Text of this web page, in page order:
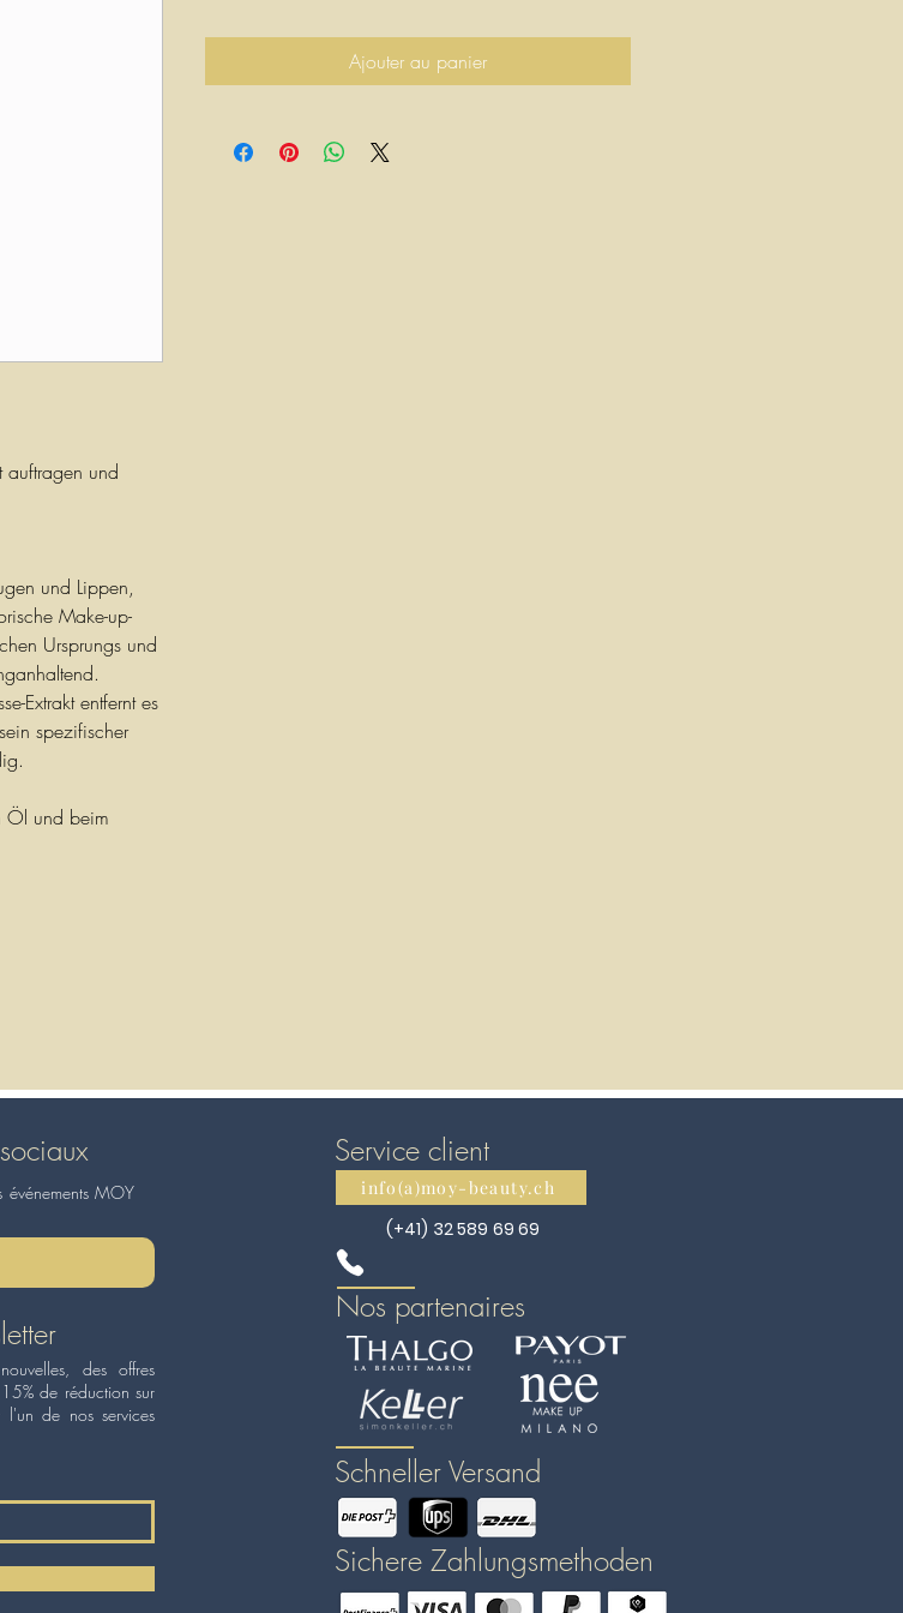
auftragen und
und Lippen,
Make-up-
Ursprungs und
Extrakt entfernt es
spezifischer
Öl und beim
Ajouter au panier
événements MOY
des offres
de réduction sur
de nos services
Service client
(+41) 32 589 69 69
info(a)moy-beauty.ch
Nos partenaires
Schneller Versand
Sichere Zahlungsmethoden